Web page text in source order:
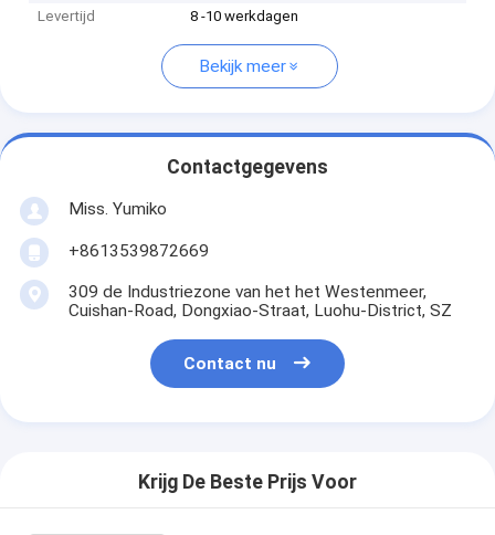
Levertijd
8 -10 werkdagen
Bekijk meer
Contactgegevens
Miss. Yumiko
+8613539872669
309 de Industriezone van het het Westenmeer,
Cuishan-Road, Dongxiao-Straat, Luohu-District, SZ
Contact nu
Krijg De Beste Prijs Voor